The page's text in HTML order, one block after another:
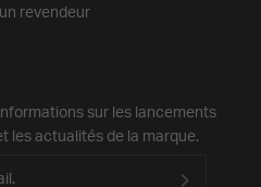
un revendeur
sur les lancements
les actualités de la marque.